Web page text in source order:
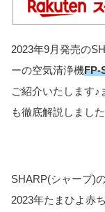
2023年9月発売の
ーの空気清浄機FP-
ご紹介いたします♪
も徹底解説しまし
SHARP(シャープ)
2023年たまひよ赤